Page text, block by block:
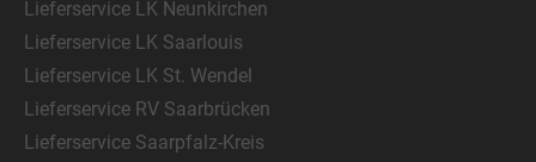
Lieferservice LK Neunkirchen
Lieferservice LK Saarlouis
Lieferservice LK St. Wendel
Lieferservice RV Saarbrücken
Lieferservice Saarpfalz-Kreis